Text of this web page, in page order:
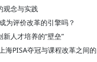
观念与实践
为评价改革的引擎吗？
人才培养的“壁垒”
海PISA夺冠与课程改革之间